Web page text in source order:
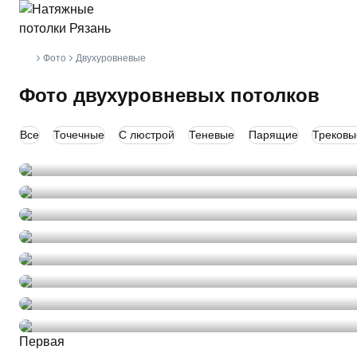
Главная
Фото Двухуровневые
Фото двухуровневых потолков
Все Точечные С люстрой Теневые Парящие
Первая